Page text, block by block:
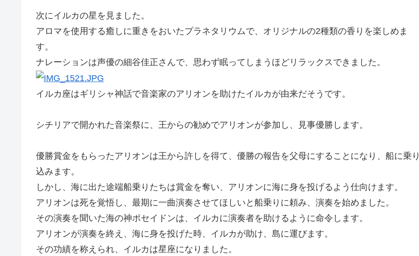
次にイルカの星を見ました。
アロマを使用する癒しに重きをおいたプラネタリウムで、オリジナルの2種類の香りを楽しめま
す。
ナレーションは声優の細谷佳正さんで、思わず眠ってしまうほどリラックスできました。
イルカ座はギリシャ神話で音楽家のアリオンを助けたイルカが由来だそうです。
シチリアで開かれた音楽祭に、王からの勧めでアリオンが参加し、見事優勝します。
優勝賞金をもらったアリオンは王から許しを得て、優勝の報告を父母にすることになり、船に乗り
込みます。
しかし、海に出た途端船乗りたちは賞金を奪い、アリオンに海に身を投げるよう仕向けます。
アリオンは死を覚悟し、最期に一曲演奏させてほしいと船乗りに頼み、演奏を始めました。
その演奏を聞いた海の神ポセイドンは、イルカに演奏者を助けるように命令します。
アリオンが演奏を終え、海に身を投げた時、イルカが助け、島に運びます。
その功績を称えられ、イルカは星座になりました。